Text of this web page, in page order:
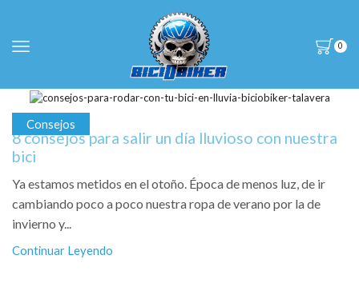
0
Consejos
8 consejos para salir un día lluvioso con nuestra
bici
Ya estamos metidos en el otoño. Época de menos luz, de ir
cambiando poco a poco nuestra ropa de verano por la de
invierno y...
Continuar Leyendo